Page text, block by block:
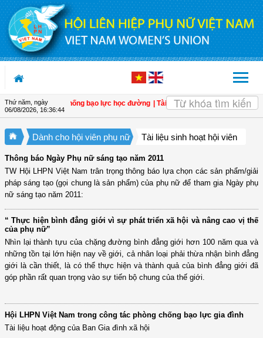
Truy cập nội dung luôn
Thứ năm, ngày
06/08/2026, 16:36:45
phòng, chống bạo lực học đường | Tài liệu sinh hoạt hội viên Quý II/2023
Dành cho hội viên phụ nữ Tài liệu sinh hoạt hội viên
Thông báo Ngày Phụ nữ sáng tạo năm 2011
TW Hội LHPN Việt Nam trân trọng thông báo lựa chọn các sản phẩm/giải
pháp sáng tạo (gọi chung là sản phẩm) của phụ nữ để tham gia Ngày phụ
nữ sáng tạo năm 2011:
“ Thực hiện bình đẳng giới vì sự phát triển xã hội và nâng cao vị thế
của phụ nữ”
Nhìn lại thành tựu của chặng đường bình đẳng giới hơn 100 năm qua và
những tồn tại lớn hiện nay về giới, cả nhân loại phải thừa nhận bình đẳng
giới là cần thiết, là có thể thực hiện và thành quả của bình đẳng giới đã
góp phần rất quan trọng vào sự tiến bộ chung của thế giới.
Hội LHPN Việt Nam trong công tác phòng chống bạo lực gia đình
Tài liệu hoạt động của Ban Gia đình xã hội